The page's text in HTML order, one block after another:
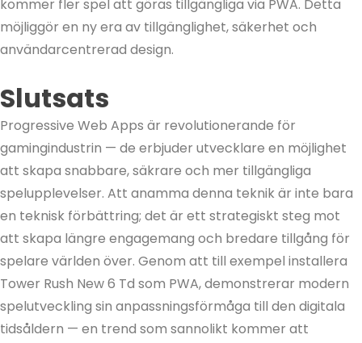
kommer fler spel att göras tillgängliga via PWA. Detta
möjliggör en ny era av tillgänglighet, säkerhet och
användarcentrerad design.
Slutsats
Progressive Web Apps är revolutionerande för
gamingindustrin — de erbjuder utvecklare en möjlighet
att skapa snabbare, säkrare och mer tillgängliga
spelupplevelser. Att anamma denna teknik är inte bara
en teknisk förbättring; det är ett strategiskt steg mot
att skapa längre engagemang och bredare tillgång för
spelare världen över. Genom att till exempel installera
Tower Rush New 6 Td som PWA, demonstrerar modern
spelutveckling sin anpassningsförmåga till den digitala
tidsåldern — en trend som sannolikt kommer att